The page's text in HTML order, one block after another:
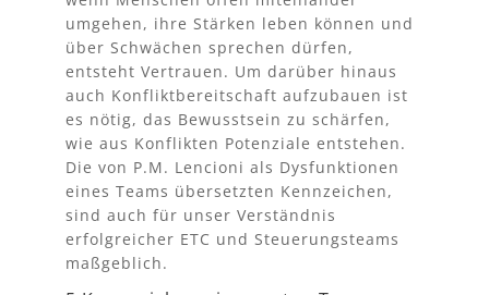
umgehen, ihre Stärken leben können und
über Schwächen sprechen dürfen,
entsteht Vertrauen. Um darüber hinaus
auch Konfliktbereitschaft aufzubauen ist
es nötig, das Bewusstsein zu schärfen,
wie aus Konflikten Potenziale entstehen.
Die von P.M. Lencioni als Dysfunktionen
eines Teams übersetzten Kennzeichen,
sind auch für unser Verständnis
erfolgreicher ETC und Steuerungsteams
maßgeblich.